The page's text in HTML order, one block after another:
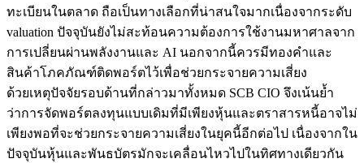
ทะเบียนในตลาด ถือเป็นทางเลือกที่น่าสนใจมากเนื่องจากระดับ
valuation ปัจจุบันยังไม่สะท้อนความต้องการใช้งานมหาศาลจาก
การเปลี่ยนผ่านพลังงานและ AI นอกจากนี้ควรมีทองคำและ
สินค้าโภคภัณฑ์ติดพอร์ตไว้เพื่อช่วยกระจายความเสี่ยง
ด้วยเหตุปัจจัยรอบด้านที่กล่าวมาทั้งหมด SCB CIO จึงเน้นย้ำ
ว่าการจัดพอร์ตลงทุนแบบเดิมที่มีเพียงหุ้นและตราสารหนี้อาจไม่
เพียงพอที่จะช่วยกระจายความเสี่ยงในยุคนี้อีกต่อไป เนื่องจากใน
ปัจจุบันหุ้นและพันธบัตรมักจะเคลื่อนไหวไปในทิศทางเดียวกัน